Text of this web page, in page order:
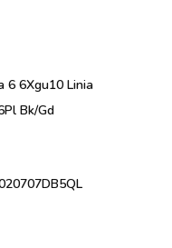
6 6Xgu10 Linia
Bk/Gd